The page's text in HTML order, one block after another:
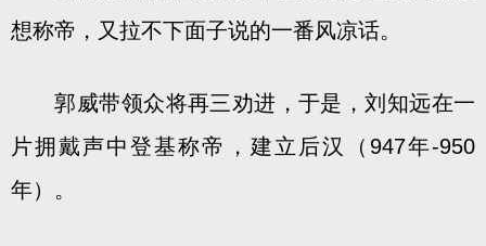
想称帝，又拉不下面子说的一番风凉话。
郭威带领众将再三劝进，于是，刘知远在一
片拥戴声中登基称帝，建立后汉（947年-950
年）。